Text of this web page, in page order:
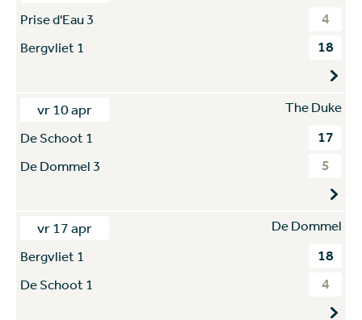
Prise d'Eau 3
4
Bergvliet 1 18
vr 10 apr
The Duke
De Schoot 1
17
De Dommel 3 5
vr 17 apr
De Dommel
Bergvliet 1
18
De Schoot 1 4